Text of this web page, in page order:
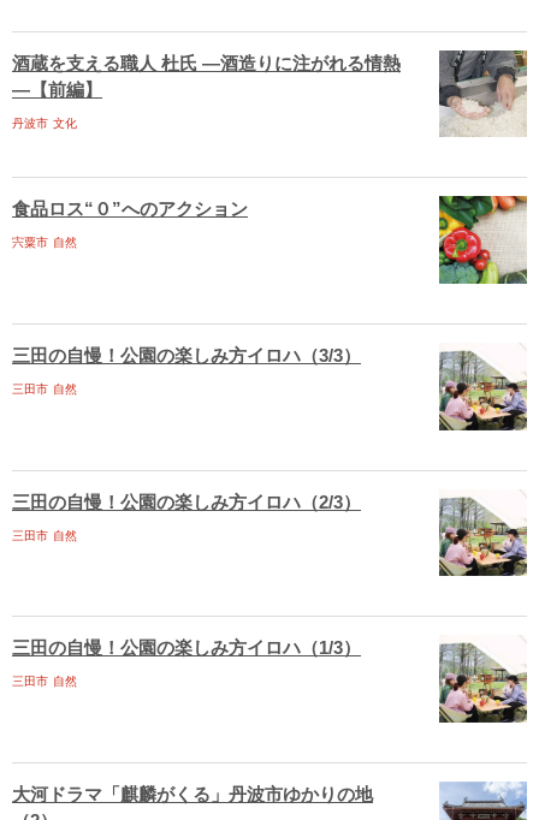
酒蔵を支える職人 杜氏 ―酒造りに注がれる情熱
―【前編】
丹波市 文化
食品ロス“０”へのアクション
宍粟市 自然
三田の自慢！公園の楽しみ方イロハ（3/3）
三田市 自然
三田の自慢！公園の楽しみ方イロハ（2/3）
三田市 自然
三田の自慢！公園の楽しみ方イロハ（1/3）
三田市 自然
大河ドラマ「麒麟がくる」丹波市ゆかりの地